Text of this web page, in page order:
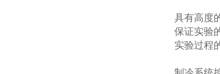
具有高度
保证实验
实验过程